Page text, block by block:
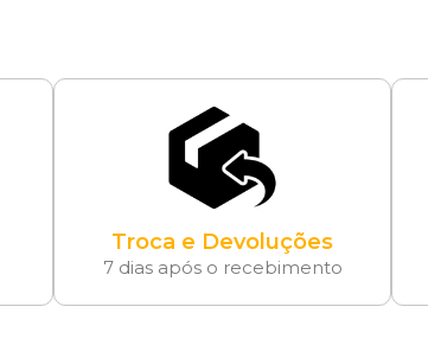
Troca e Devoluções
7 dias após o recebimento